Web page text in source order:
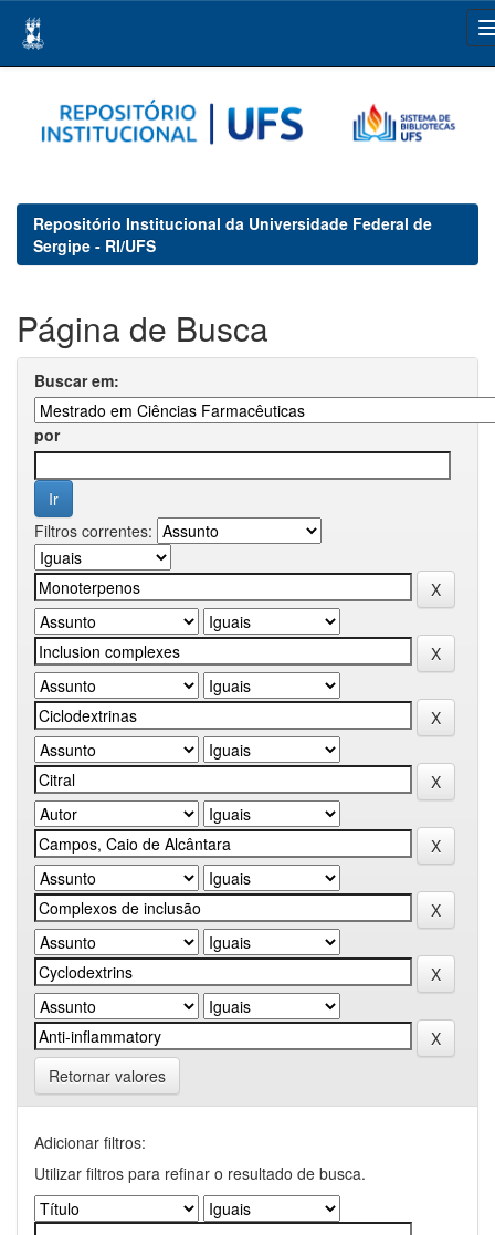
navigation
Repositório Institucional da Universidade Federal de
Sergipe - RI/UFS
Página de Busca
Buscar em:
por
Filtros correntes:
Retornar valores
Adicionar filtros:
Utilizar filtros para refinar o resultado de busca.